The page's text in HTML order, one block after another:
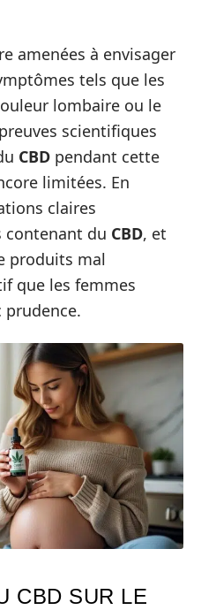
amenées à envisager
tels que les
lombaire ou le
scientifiques
CBD pendant cette
limitées. En
claires
contenant du CBD, et
produits mal
que les femmes
prudence.
CBD SUR LE